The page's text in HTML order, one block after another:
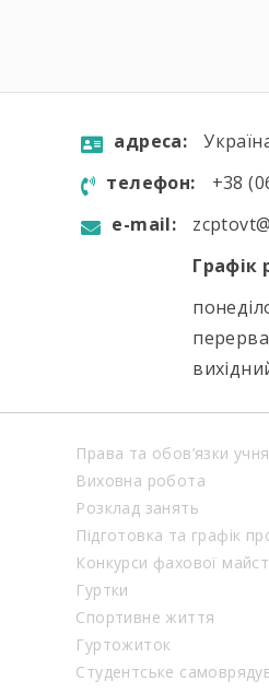
aдресa:
телефон:
+38
e-mail:
Графік
Права та обов’язки учня
Виховна робота
Розклад занять
Підготовка та графік
Конкурси фахової
Гуртки
Спортивне життя
Гуртожиток
Студентське